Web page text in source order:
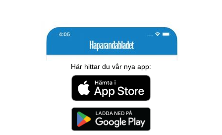
Här hittar du vår nya app: